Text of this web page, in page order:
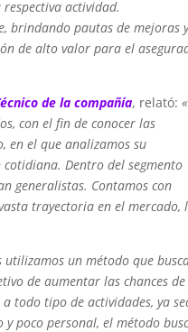
actividad.
brindando pautas de mejoras
de alto valor para el
de la compañía, relató:
con el fin de conocer las
en el que analizamos su
Dentro del segmento
generalistas. Contamos con
trayectoria en el mercado,
utilizamos un método que
de aumentar las chances de
todo tipo de actividades, ya
y poco personal, el método